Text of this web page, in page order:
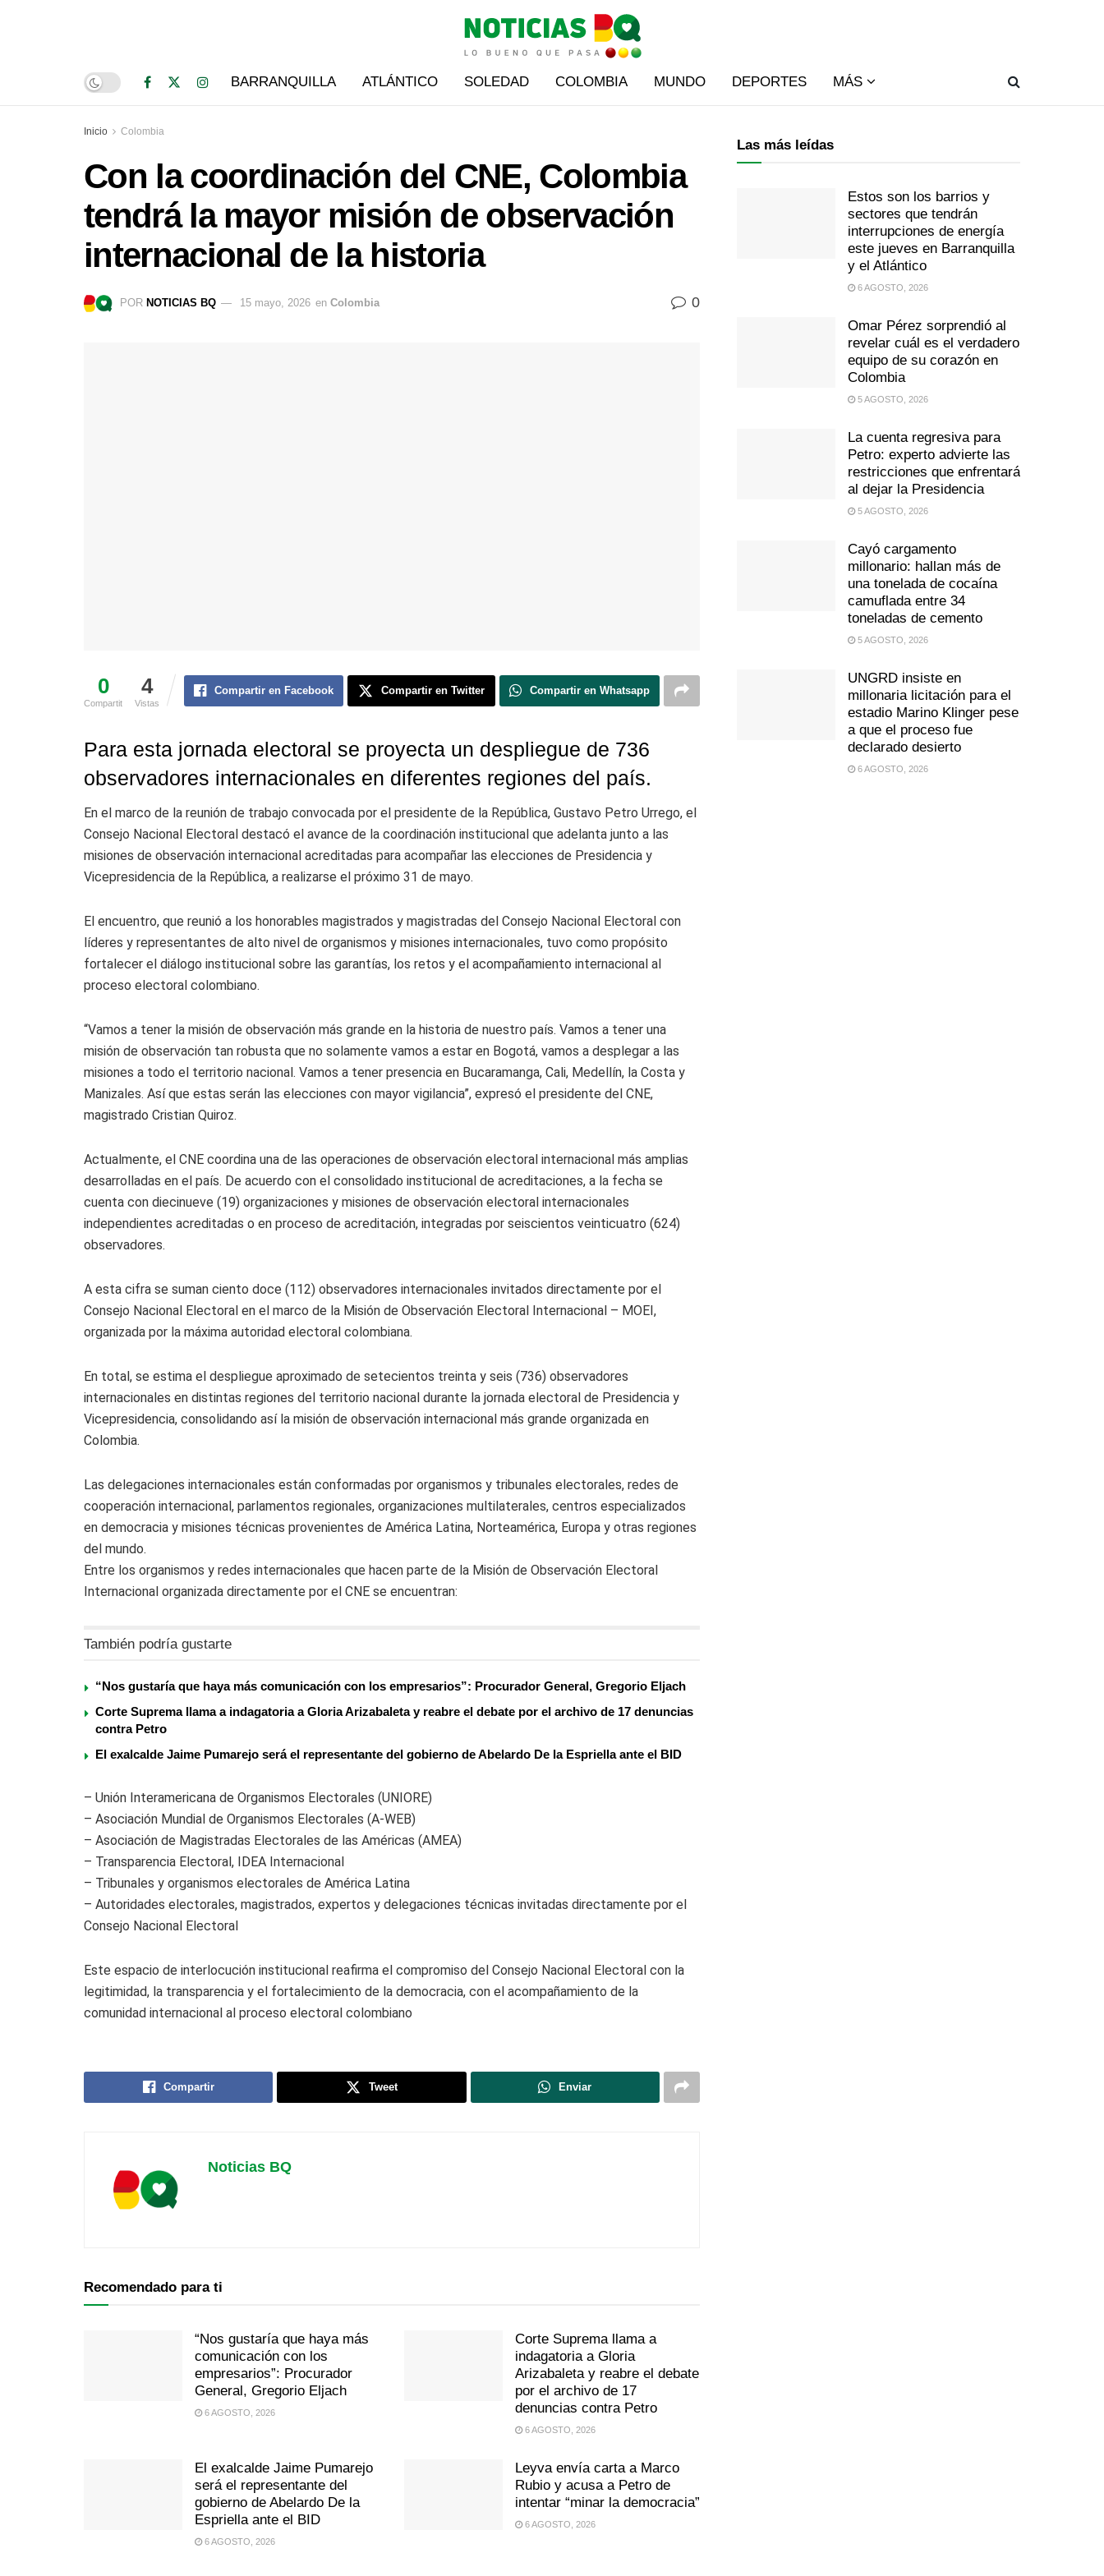
BARRANQUILLA ATLÁNTICO SOLEDAD COLOMBIA MUNDO DEPORTES MÁS
Inicio Colombia
Con la coordinación del CNE, Colombia
tendrá la mayor misión de observación
internacional de la historia
POR NOTICIAS BQ 15 mayo, 2026 en Colombia 0
0
Compartit
4
Vistas
Compartir en Facebook Compartir en Twitter Compartir en Whatsapp
Para esta jornada electoral se proyecta un despliegue de 736
observadores internacionales en diferentes regiones del país.
En el marco de la reunión de trabajo convocada por el presidente de la República, Gustavo Petro Urrego, el
Consejo Nacional Electoral destacó el avance de la coordinación institucional que adelanta junto a las
misiones de observación internacional acreditadas para acompañar las elecciones de Presidencia y
Vicepresidencia de la República, a realizarse el próximo 31 de mayo.
El encuentro, que reunió a los honorables magistrados y magistradas del Consejo Nacional Electoral con
líderes y representantes de alto nivel de organismos y misiones internacionales, tuvo como propósito
fortalecer el diálogo institucional sobre las garantías, los retos y el acompañamiento internacional al
proceso electoral colombiano.
“Vamos a tener la misión de observación más grande en la historia de nuestro país. Vamos a tener una
misión de observación tan robusta que no solamente vamos a estar en Bogotá, vamos a desplegar a las
misiones a todo el territorio nacional. Vamos a tener presencia en Bucaramanga, Cali, Medellín, la Costa y
Manizales. Así que estas serán las elecciones con mayor vigilancia”, expresó el presidente del CNE,
magistrado Cristian Quiroz.
Actualmente, el CNE coordina una de las operaciones de observación electoral internacional más amplias
desarrolladas en el país. De acuerdo con el consolidado institucional de acreditaciones, a la fecha se
cuenta con diecinueve (19) organizaciones y misiones de observación electoral internacionales
independientes acreditadas o en proceso de acreditación, integradas por seiscientos veinticuatro (624)
observadores.
A esta cifra se suman ciento doce (112) observadores internacionales invitados directamente por el
Consejo Nacional Electoral en el marco de la Misión de Observación Electoral Internacional – MOEI,
organizada por la máxima autoridad electoral colombiana.
En total, se estima el despliegue aproximado de setecientos treinta y seis (736) observadores
internacionales en distintas regiones del territorio nacional durante la jornada electoral de Presidencia y
Vicepresidencia, consolidando así la misión de observación internacional más grande organizada en
Colombia.
Las delegaciones internacionales están conformadas por organismos y tribunales electorales, redes de
cooperación internacional, parlamentos regionales, organizaciones multilaterales, centros especializados
en democracia y misiones técnicas provenientes de América Latina, Norteamérica, Europa y otras regiones
del mundo.
Entre los organismos y redes internacionales que hacen parte de la Misión de Observación Electoral
Internacional organizada directamente por el CNE se encuentran:
También podría gustarte
“Nos gustaría que haya más comunicación con los empresarios”: Procurador General, Gregorio Eljach
Corte Suprema llama a indagatoria a Gloria Arizabaleta y reabre el debate por el archivo de 17 denuncias
contra Petro
El exalcalde Jaime Pumarejo será el representante del gobierno de Abelardo De la Espriella ante el BID
– Unión Interamericana de Organismos Electorales (UNIORE)
– Asociación Mundial de Organismos Electorales (A-WEB)
– Asociación de Magistradas Electorales de las Américas (AMEA)
– Transparencia Electoral, IDEA Internacional
– Tribunales y organismos electorales de América Latina
– Autoridades electorales, magistrados, expertos y delegaciones técnicas invitadas directamente por el
Consejo Nacional Electoral
Este espacio de interlocución institucional reafirma el compromiso del Consejo Nacional Electoral con la
legitimidad, la transparencia y el fortalecimiento de la democracia, con el acompañamiento de la
comunidad internacional al proceso electoral colombiano
Compartir Tweet Enviar
Noticias BQ
Recomendado para ti
“Nos gustaría que haya más
comunicación con los
empresarios”: Procurador
General, Gregorio Eljach
6 AGOSTO, 2026
Corte Suprema llama a
indagatoria a Gloria
Arizabaleta y reabre el debate
por el archivo de 17
denuncias contra Petro
6 AGOSTO, 2026
El exalcalde Jaime Pumarejo
será el representante del
gobierno de Abelardo De la
Espriella ante el BID
6 AGOSTO, 2026
Leyva envía carta a Marco
Rubio y acusa a Petro de
intentar “minar la democracia”
6 AGOSTO, 2026
Las más leídas
Estos son los barrios y
sectores que tendrán
interrupciones de energía
este jueves en Barranquilla
y el Atlántico
6 AGOSTO, 2026
Omar Pérez sorprendió al
revelar cuál es el verdadero
equipo de su corazón en
Colombia
5 AGOSTO, 2026
La cuenta regresiva para
Petro: experto advierte las
restricciones que enfrentará
al dejar la Presidencia
5 AGOSTO, 2026
Cayó cargamento
millonario: hallan más de
una tonelada de cocaína
camuflada entre 34
toneladas de cemento
5 AGOSTO, 2026
UNGRD insiste en
millonaria licitación para el
estadio Marino Klinger pese
a que el proceso fue
declarado desierto
6 AGOSTO, 2026